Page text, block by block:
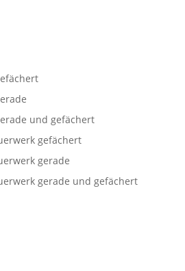
und gefächert
gefächert
gerade
gerade und gefächert